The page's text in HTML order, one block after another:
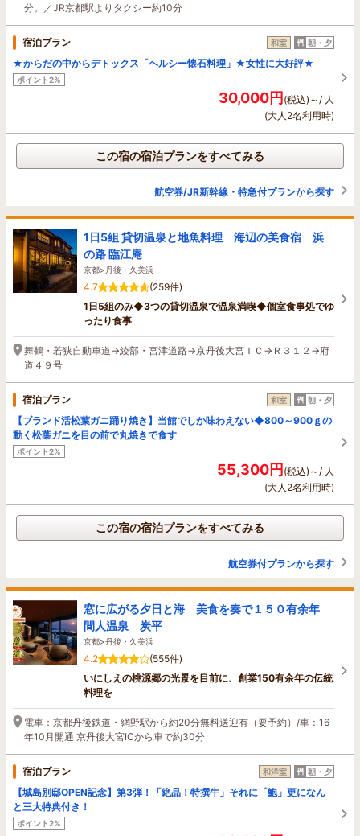
分。／JR京都駅よりタクシー約10分
宿泊プラン 和室 朝・夕
★からだの中からデトックス「ヘルシー懐石料理」★女性に大好評★
ポイント2%
30,000円(税込)～/ 人
(大人2名利用時)
この宿の宿泊プランをすべてみる
航空券/JR新幹線・特急付プランから探す
1日5組 貸切温泉と地魚料理 海辺の美食宿 浜
の路 臨江庵
京都>丹後・久美浜
4.7
(259件)
1日5組のみ◆3つの貸切温泉で温泉満喫◆個室食事処でゆ
ったり食事
舞鶴・若狭自動車道→綾部・宮津道路→京丹後大宮ＩＣ→Ｒ３１２→府
道４９号
宿泊プラン 和室 朝・夕
【ブランド活松葉ガニ踊り焼き】当館でしか味わえない◆800～900ｇの
動く松葉ガニを目の前で丸焼きで食す
ポイント2%
55,300円(税込)～/ 人
(大人2名利用時)
この宿の宿泊プランをすべてみる
航空券付プランから探す
窓に広がる夕日と海 美食を奏で１５０有余年
間人温泉 炭平
京都>丹後・久美浜
4.2
(555件)
いにしえの桃源郷の光景を目前に、創業150有余年の伝統
料理を
電車：京都丹後鉄道・網野駅から約20分無料送迎有（要予約）/車：16
年10月開通 京丹後大宮ICから車で約30分
宿泊プラン 和洋室 朝・夕
【城島別邸OPEN記念】第3弾！「絶品！特撰牛」それに「鮑」更になん
と三大特典付き！
ポイント2%